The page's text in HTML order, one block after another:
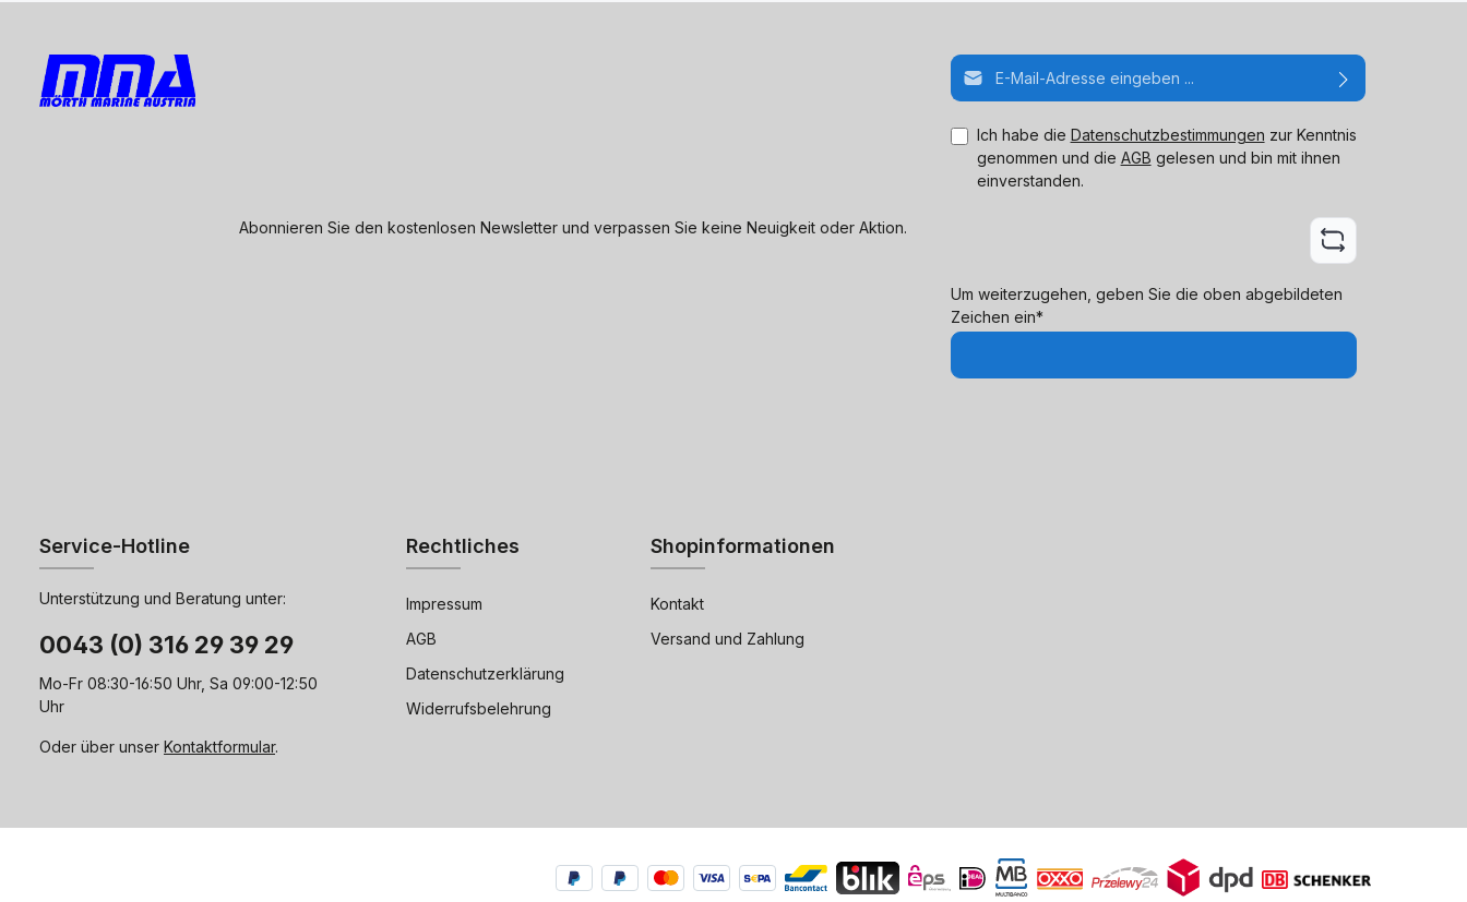
Abonnieren Sie den kostenlosen Newsletter und verpassen Sie keine Neuigkeit oder Aktion.
E-Mail-Adresse*
Ich habe die Datenschutzbestimmungen zur Kenntnis
genommen und die AGB gelesen und bin mit ihnen
einverstanden.
Um weiterzugehen, geben Sie die oben abgebildeten
Zeichen ein*
Service-Hotline
Unterstützung und Beratung unter:
0043 (0) 316 29 39 29
Mo-Fr 08:30-16:50 Uhr, Sa 09:00-12:50
Uhr
Oder über unser Kontaktformular.
Rechtliches
Impressum
AGB
Datenschutzerklärung
Widerrufsbelehrung
Shopinformationen
Kontakt
Versand und Zahlung